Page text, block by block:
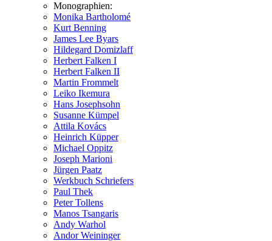
Monographien:
Monika Bartholomé
Kurt Benning
James Lee Byars
Hildegard Domizlaff
Herbert Falken I
Herbert Falken II
Martin Frommelt
Leiko Ikemura
Hans Josephsohn
Susanne Kümpel
Attila Kovács
Heinrich Küpper
Michael Oppitz
Joseph Marioni
Jürgen Paatz
Werkbuch Schriefers
Paul Thek
Peter Tollens
Manos Tsangaris
Andy Warhol
Andor Weininger